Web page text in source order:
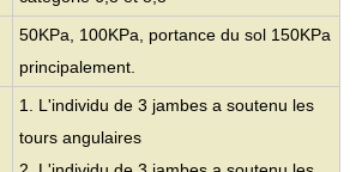
50KPa, 100KPa, portance du sol 150KPa
principalement.
1. L'individu de 3 jambes a soutenu les
tours angulaires